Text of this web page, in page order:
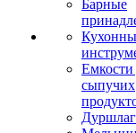
Барные
Емкости
сыпучих